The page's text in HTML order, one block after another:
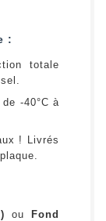
:
totale
-40°C à
! Livrés
ou
Fond